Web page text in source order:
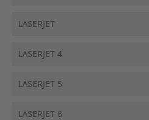
LASERJET
LASERJET 4
LASERJET 5
LASERJET 6